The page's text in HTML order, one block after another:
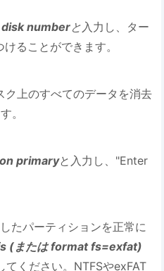
numberと入力し、ター
ることができます。
ク上のすべてのデータを消去
。
primaryと入力し、"Enter
たパーティションを正常に
(または format fs=exfat)
ください。NTFSやexFAT